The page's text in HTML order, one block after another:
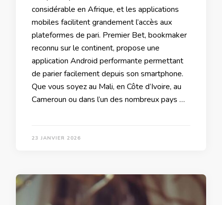
considérable en Afrique, et les applications
mobiles facilitent grandement l’accès aux
plateformes de pari. Premier Bet, bookmaker
reconnu sur le continent, propose une
application Android performante permettant
de parier facilement depuis son smartphone.
Que vous soyez au Mali, en Côte d’Ivoire, au
Cameroun ou dans l’un des nombreux pays …
23 JANVIER 2026